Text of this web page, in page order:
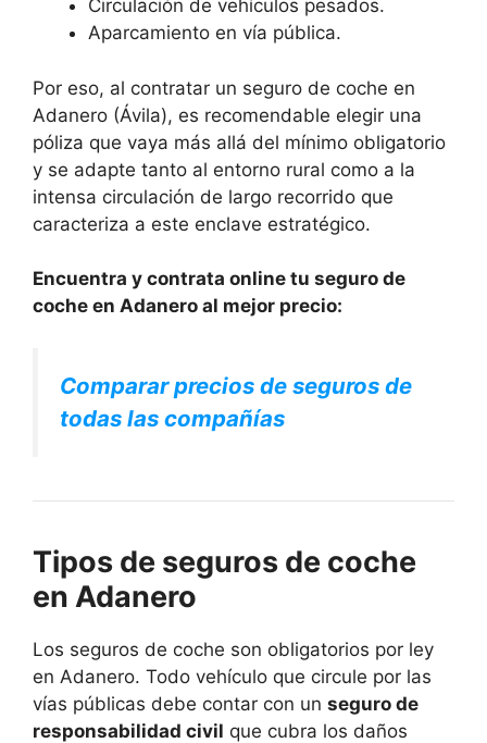
Circulación de vehículos pesados.
Aparcamiento en vía pública.
Por eso, al contratar un seguro de coche en
Adanero (Ávila), es recomendable elegir una
póliza que vaya más allá del mínimo obligatorio
y se adapte tanto al entorno rural como a la
intensa circulación de largo recorrido que
caracteriza a este enclave estratégico.
Encuentra y contrata online tu seguro de
coche en Adanero al mejor precio:
Comparar precios de seguros de
todas las compañías
Tipos de seguros de coche
en Adanero
Los seguros de coche son obligatorios por ley
en Adanero. Todo vehículo que circule por las
vías públicas debe contar con un seguro de
responsabilidad civil que cubra los daños